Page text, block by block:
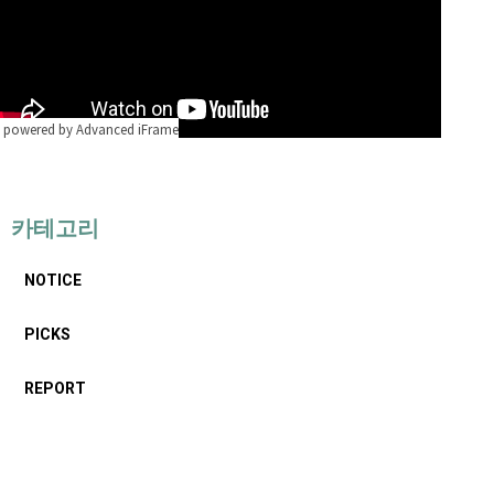
powered by Advanced iFrame
카테고리
NOTICE
PICKS
REPORT